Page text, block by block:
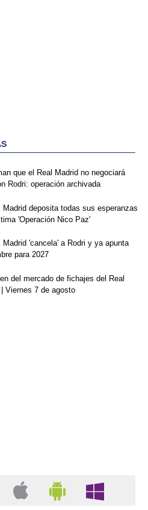
que el Real Madrid no negociará
Rodri: operación archivada
Madrid deposita todas sus esperanzas
'Operación Nico Paz'
Madrid 'cancela' a Rodri y ya apunta
para 2027
del mercado de fichajes del Real
| Viernes 7 de agosto